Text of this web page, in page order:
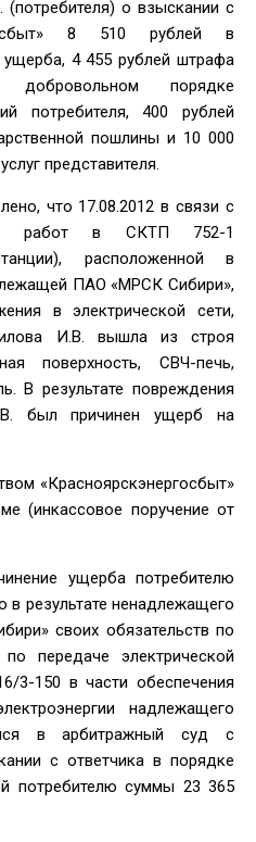
о взыскании с
8 510 рублей в
4 455 рублей штрафа
порядке
потребителя, 400 рублей
пошлины и 10 000
представителя.
что 17.08.2012 в связи с
работ в СКТП 752-1
расположенной в
ПАО «МРСК Сибири»,
в электрической сети,
И.В. вышла из строя
поверхность, СВЧ-печь,
В результате повреждения
был причинен ущерб на
«Красноярскэнергосбыт»
(инкассовое поручение от
ущерба потребителю
в результате ненадлежащего
своих обязательств по
передаче электрической
3-150 в части обеспечения
надлежащего
в арбитражный суд с
с ответчика в порядке
потребителю суммы 23 365